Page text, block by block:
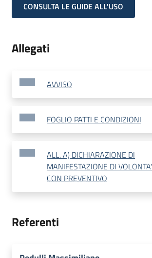
CONSULTA LE GUIDE ALL'USO
Allegati
AVVISO
FOGLIO PATTI E CONDIZIONI
ALL. A) DICHIARAZIONE DI
MANIFESTAZIONE DI VOLONTA'
CON PREVENTIVO
Referenti